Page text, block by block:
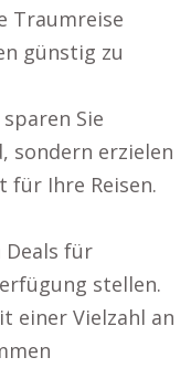
Traumreise
günstig zu
Sie
sondern erzielen
für Ihre Reisen.
für
stellen.
einer Vielzahl an